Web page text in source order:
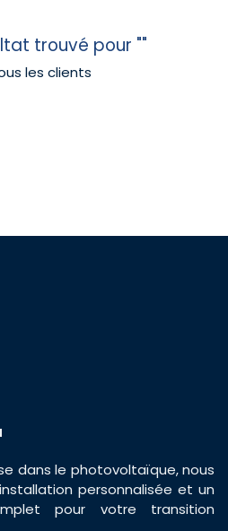
trouvé pour ""
les clients
dans le photovoltaïque, nous
personnalisée et un
pour votre transition